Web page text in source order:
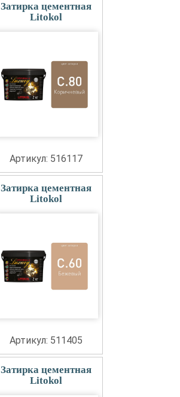
Затирка цементная
Litokol
Артикул: 516117
Затирка цементная
Litokol
Артикул: 511405
Затирка цементная
Litokol